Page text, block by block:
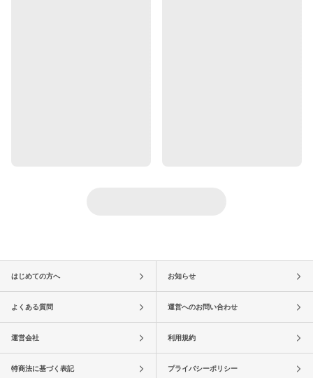
はじめての方へ お知らせ
よくある質問 運営へのお問い合わせ
運営会社 利用規約
特商法に基づく表記 プライバシーポリシー